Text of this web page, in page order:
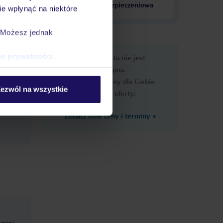
wpłynąć na niektóre
jednak
prywatności
na wszystkie
krajach
ubezpieczeniowa
Ups, ta oferta nie jest
dostępna.
Przygotowaliśmy dla Ciebie
podobne oferty:
Zobacz inne ceny i terminy »